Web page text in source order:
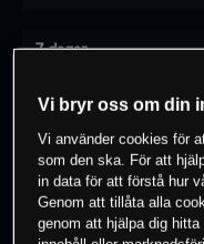
7 dagar
0% av
instrument
Vi bryr oss om din
Vi använder cookies för
som den ska. För att
in data för att förstå hur
Genom att tillåta alla
genom att hjälpa dig